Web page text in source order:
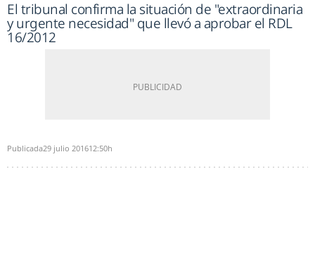
El tribunal confirma la situación de "extraordinaria
y urgente necesidad" que llevó a aprobar el RDL
16/2012
Publicada29 julio 201612:50h